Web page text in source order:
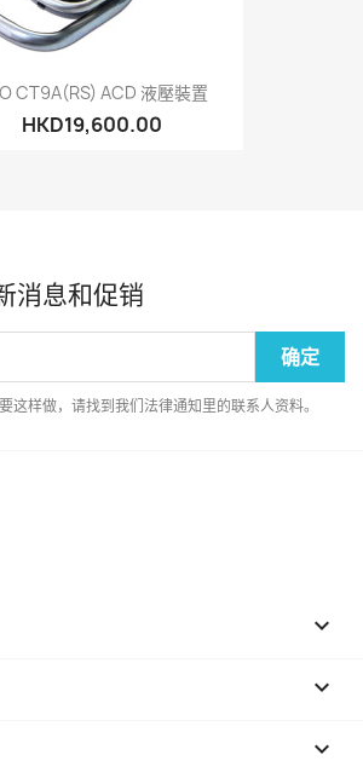
CT9A(RS) ACD 液壓裝置
HKD19,600.00
消息和促销
这样做，请找到我们法律通知里的联系人资料。


